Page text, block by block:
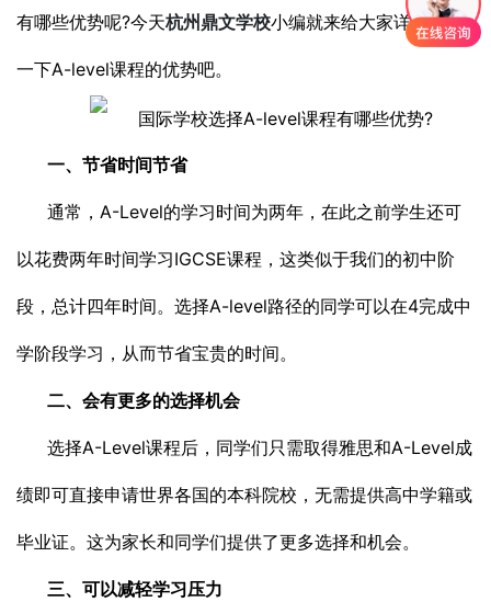
有哪些优势呢?今天杭州鼎文学校小编就来给大家详细介绍
一下A-level课程的优势吧。
一、节省时间节省
通常，A-Level的学习时间为两年，在此之前学生还可
以花费两年时间学习IGCSE课程，这类似于我们的初中阶
段，总计四年时间。选择A-level路径的同学可以在4完成中
学阶段学习，从而节省宝贵的时间。
二、会有更多的选择机会
选择A-Level课程后，同学们只需取得雅思和A-Level成
绩即可直接申请世界各国的本科院校，无需提供高中学籍或
毕业证。这为家长和同学们提供了更多选择和机会。
三、可以减轻学习压力